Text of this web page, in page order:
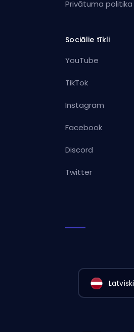
Privātuma politika
Sociālie tīkli
YouTube
TikTok
Instagram
Facebook
Discord
Twitter
Latviski